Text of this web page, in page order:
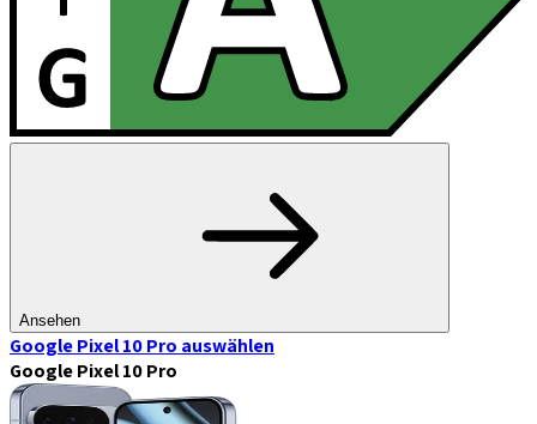
Ansehen
Google Pixel 10 Pro auswählen
Google Pixel 10 Pro